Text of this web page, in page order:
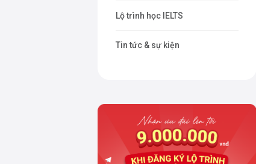
Lộ trình học IELTS
Tin tức & sự kiện